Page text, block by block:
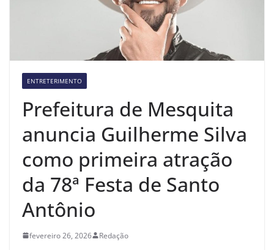
ENTRETERIMENTO
Prefeitura de Mesquita
anuncia Guilherme Silva
como primeira atração
da 78ª Festa de Santo
Antônio
fevereiro 26, 2026 Redação